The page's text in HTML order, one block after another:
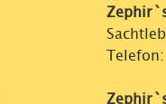
Telefon: